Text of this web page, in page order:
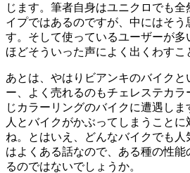
じます。筆者自身はユニクロでも
イプではあるのですが、中にはそ
す。そして使っているユーザーが
ほどそういった声によく出くわすこ
あとは、やはりビアンキのバイクと
ー、よく売れるのもチェレステカラ
じカラーリングのバイクに遭遇し
人とバイクがかぶってしまうこと
ね。とはいえ、どんなバイクでも人
はよくある話なので、ある種の性能
るのではないでしょうか。